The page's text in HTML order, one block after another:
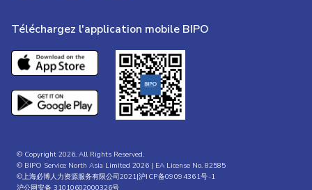
Téléchargez l'application mobile BIPO
© Copyright 2026. All Rights Reserved.
© BIPO Service North Asia Limited 2026 | EA License No. 82585
©上海必博人力资源服务有限公司2021|沪ICP备09094361号-1